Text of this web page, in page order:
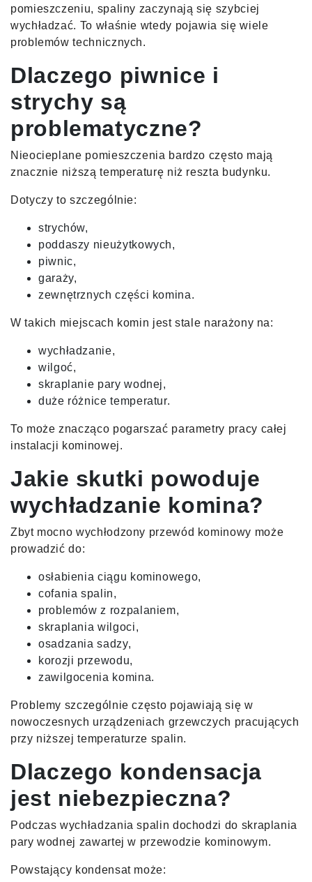
pomieszczeniu, spaliny zaczynają się szybciej
wychładzać. To właśnie wtedy pojawia się wiele
problemów technicznych.
Dlaczego piwnice i
strychy są
problematyczne?
Nieocieplane pomieszczenia bardzo często mają
znacznie niższą temperaturę niż reszta budynku.
Dotyczy to szczególnie:
strychów,
poddaszy nieużytkowych,
piwnic,
garaży,
zewnętrznych części komina.
W takich miejscach komin jest stale narażony na:
wychładzanie,
wilgoć,
skraplanie pary wodnej,
duże różnice temperatur.
To może znacząco pogarszać parametry pracy całej
instalacji kominowej.
Jakie skutki powoduje
wychładzanie komina?
Zbyt mocno wychłodzony przewód kominowy może
prowadzić do:
osłabienia ciągu kominowego,
cofania spalin,
problemów z rozpalaniem,
skraplania wilgoci,
osadzania sadzy,
korozji przewodu,
zawilgocenia komina.
Problemy szczególnie często pojawiają się w
nowoczesnych urządzeniach grzewczych pracujących
przy niższej temperaturze spalin.
Dlaczego kondensacja
jest niebezpieczna?
Podczas wychładzania spalin dochodzi do skraplania
pary wodnej zawartej w przewodzie kominowym.
Powstający kondensat może: